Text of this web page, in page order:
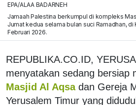
EPA/ALAA BADARNEH
Jamaah Palestina berkumpul di kompleks
Jumat kedua selama bulan suci Ramadhan, di
Februari 2026.
REPUBLIKA.CO.ID,
menyatakan sedang bersiap
Masjid Al Aqsa dan Gereja
Yerusalem Timur yang